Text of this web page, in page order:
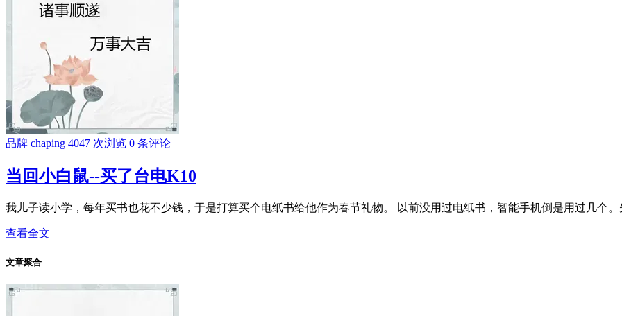
品牌 chaping 4047 次浏览 0 条评论
当回小白鼠--买了台电K10
我儿子读小学，每年买书也花不少钱，于是打算买个电纸书给他作为春节礼物。 以前没用过电纸书，智能手机倒是用过几个。
查看全文
文章聚合